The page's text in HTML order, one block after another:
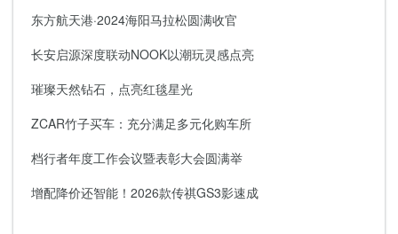
东方航天港·2024海阳马拉松圆满收官
长安启源深度联动NOOK以潮玩灵感点亮
璀璨天然钻石，点亮红毯星光
ZCAR竹子买车：充分满足多元化购车所
档行者年度工作会议暨表彰大会圆满举
增配降价还智能！2026款传祺GS3影速成